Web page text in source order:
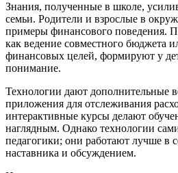
Знания, полученные в школе,
семьи. Родители и взрослые в
примеры финансового поведения.
как ведение совместного бюджета
финансовых целей, формируют у
понимание.
Технологии дают дополнительные
приложения для отслеживания
интерактивные курсы делают
наглядным. Однако технологии
педагогики; они работают лучше в
наставника и обсуждением.